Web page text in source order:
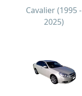
Cavalier (1995 -
2025)